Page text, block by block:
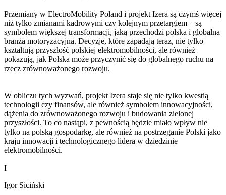
Przemiany w ElectroMobility Poland i projekt Izera są czymś więcej
niż tylko zmianami kadrowymi czy kolejnym przetargiem – są
symbolem większej transformacji, jaką przechodzi polska i globalna
branża motoryzacyjna. Decyzje, które zapadają teraz, nie tylko
kształtują przyszłość polskiej elektromobilności, ale również
pokazują, jak Polska może przyczynić się do globalnego ruchu na
rzecz zrównoważonego rozwoju.
W obliczu tych wyzwań, projekt Izera staje się nie tylko kwestią
technologii czy finansów, ale również symbolem innowacyjności,
dążenia do zrównoważonego rozwoju i budowania zielonej
przyszłości. To co nastąpi, z pewnością będzie miało wpływ nie
tylko na polską gospodarkę, ale również na postrzeganie Polski jako
kraju innowacji i technologicznego lidera w dziedzinie
elektromobilności.
I
Igor Siciński